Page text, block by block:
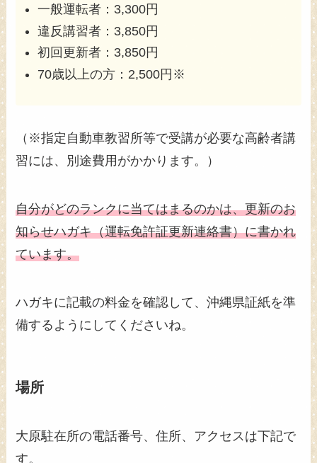
一般運転者：3,300円
違反講習者：3,850円
初回更新者：3,850円
70歳以上の方：2,500円※
（※指定自動車教習所等で受講が必要な高齢者講
習には、別途費用がかかります。）
自分がどのランクに当てはまるのかは、更新のお
知らせハガキ（運転免許証更新連絡書）に書かれ
ています。
ハガキに記載の料金を確認して、沖縄県証紙を準
備するようにしてくださいね。
場所
大原駐在所の電話番号、住所、アクセスは下記で
す。